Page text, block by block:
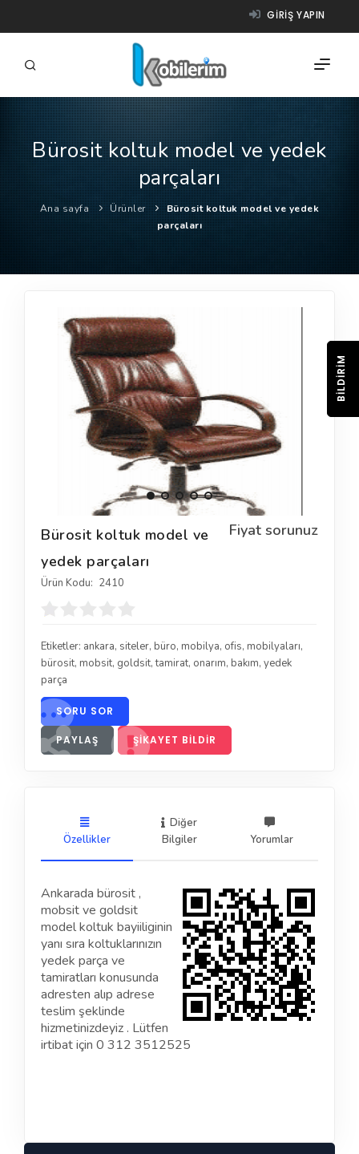
GIRIŞ YAPIN
FIRMALAR
ÜRÜNLER
NASIL ÇALIŞIR?
YARDIM
Bürosit koltuk model ve yedek
parçaları
Ana sayfa Ürünler
Bürosit koltuk model ve yedek
parçaları
Fiyat sorunuz
Bürosit koltuk model ve
yedek parçaları
Ürün Kodu: 2410
Etiketler: ankara, siteler, büro, mobilya, ofis, mobilyaları,
bürosit, mobsit, goldsit,tamirat, onarım, bakım, yedek
parça
SORU SOR
PAYLAŞ ŞIKAYET BILDIR
Özellikler
Diğer
Bilgiler
Yorumlar
Ankarada bürosit ,
mobsit ve goldsit
model koltuk bayiiliginin
yanı sıra koltuklarınızın
yedek parça ve
tamiratları konusunda
adresten alıp adrese
teslim şeklinde
hizmetinizdeyiz . Lütfen
irtibat için 0 312 3512525
BILDIRIM